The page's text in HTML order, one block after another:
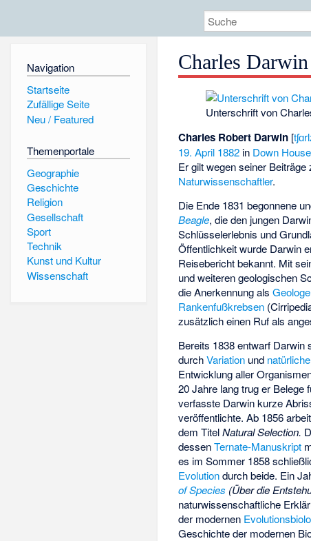
Navigation
Startseite
Zufällige Seite
Neu / Featured
Themenportale
Geographie
Geschichte
Religion
Gesellschaft
Sport
Technik
Kunst und Kultur
Wissenschaft
Charles Darwin
Unterschrift von
Charles Robert Darwin [
19. April 1882 in Down House
Er gilt wegen seiner Beiträge
Naturwissenschaftler.
Die Ende 1831 begonnene
Beagle, die den jungen
Schlüsselerlebnis und
Öffentlichkeit wurde Darwin
Reisebericht bekannt. Mit
und weiteren geologischen
die Anerkennung alsGeologe
Rankenfußkrebsen
zusätzlich einen Ruf als
Bereits 1838 entwarf Darwin
durchVariation und
Entwicklung aller
20 Jahre lang trug er Belege
verfasste Darwin kurze
veröffentlichte. Ab 1856
dem TitelNatural Selection.
dessenTernate-Manuskript
es im Sommer 1858
Evolutiondurch beide. Ein
of Species (Über die
naturwissenschaftliche
der modernen
Geschichte der modernen